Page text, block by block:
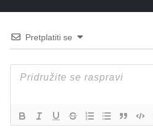
Pretplatiti se